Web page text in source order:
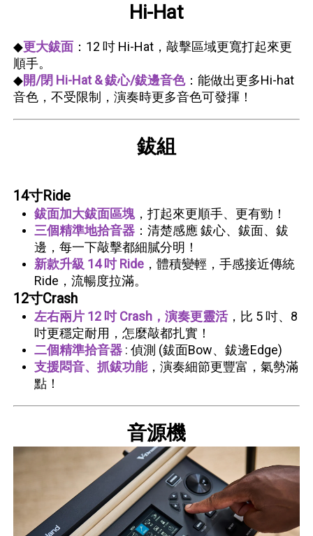
Hi-Hat
◆更大鈸面 ：12 吋 Hi-Hat，敲擊區域更寬打起來更
順手。
◆開/閉 Hi-Hat & 鈸心/鈸邊音色：能做出更多Hi-hat
音色，不受限制，演奏時更多音色可發揮！​
鈸組
14寸Ride
鈸面加大鈸面區塊，打起來更順手、更有勁！
三個精準地拾音器 ：清楚感應 鈸心、鈸面、鈸
邊，每一下敲擊都細膩分明！
新款升級 14 吋 Ride ，體積變輕，手感接近傳統
Ride，流暢度拉滿。
12寸Crash
左右兩片 12 吋 Crash，演奏更靈活，比 5 吋、8
吋更穩定耐用，怎麼敲都扎實！
二個精準拾音器 : 偵測 (鈸面Bow、鈸邊Edge)
支援悶音、抓鈸功能，演奏細節更豐富，氣勢滿
點！
音源機